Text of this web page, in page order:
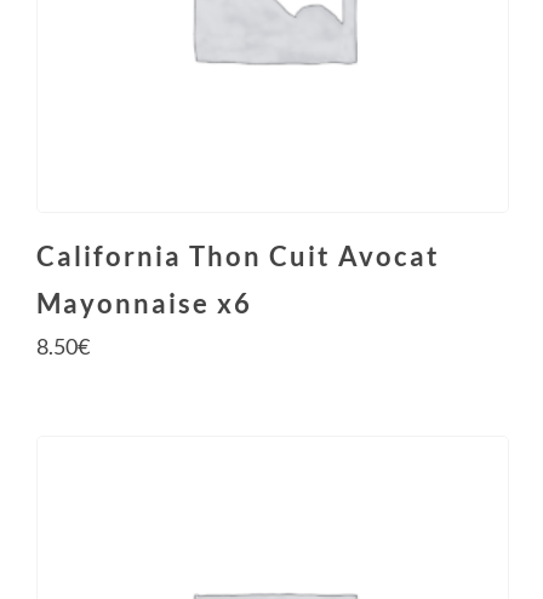
California Thon Cuit Avocat
Mayonnaise x6
8.50€